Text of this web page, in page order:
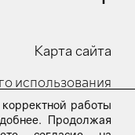
Карта сайта
использования
права защищены
работы
Продолжая